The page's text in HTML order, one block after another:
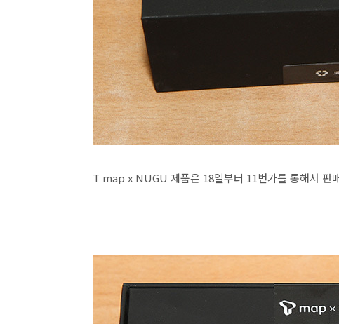
T map x NUGU 제품은 18일부터 11번가를 통해서 판